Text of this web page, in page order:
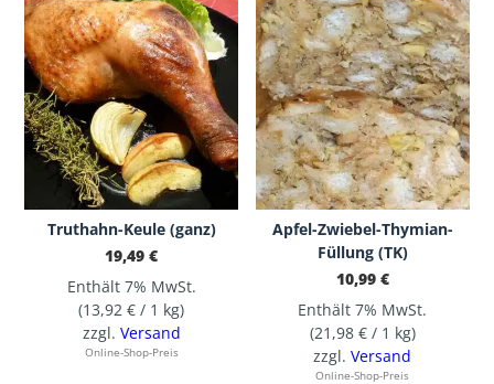
Truthahn-Keule (ganz)
19,49€
Enthält 7% MwSt.
(13,92€ / 1 kg)
zzgl. Versand
Online-Shop-Preis
Apfel-Zwiebel-Thymian-
Füllung (TK)
10,99 €
Enthält 7% MwSt.
(21,98 €/ 1 kg)
zzgl.Versand
Online-Shop-Preis